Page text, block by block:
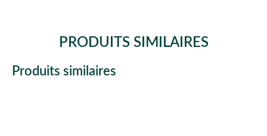
PRODUITS SIMILAIRES
Produits similaires